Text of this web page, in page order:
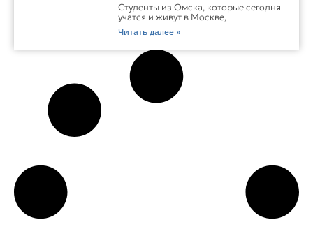
Студенты из Омска, которые сегодня
учатся и живут в Москве,
Читать далее »